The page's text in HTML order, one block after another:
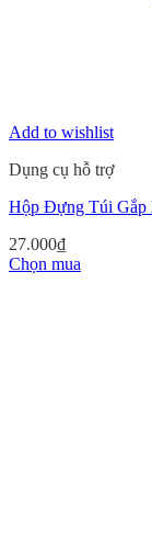
Add to wishlist
Dụng cụ hỗ trợ
Hộp Đựng Túi Gắp
27.000₫
Chọn mua